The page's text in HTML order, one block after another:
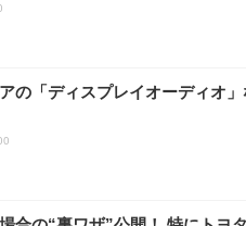
の「ディスプレイオーディオ